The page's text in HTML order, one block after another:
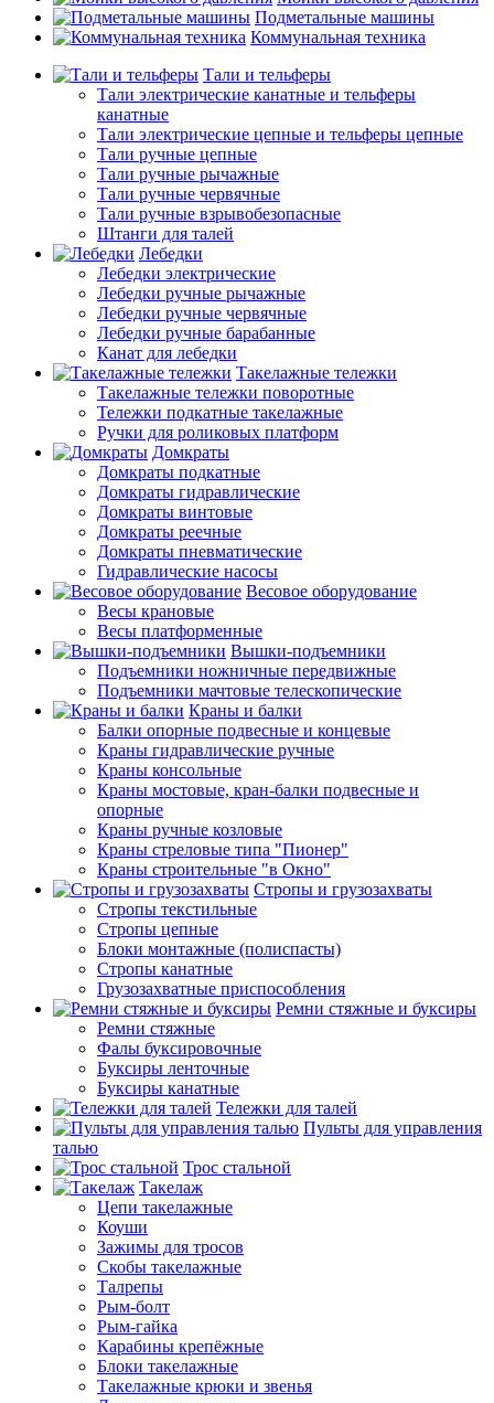
Подметальные машины
Коммунальная техника
Тали и тельферы
Тали электрические канатные и тельферы
канатные
Тали электрические цепные и тельферы цепные
Тали ручные цепные
Тали ручные рычажные
Тали ручные червячные
Тали ручные взрывобезопасные
Штанги для талей
Лебедки
Лебедки электрические
Лебедки ручные рычажные
Лебедки ручные червячные
Лебедки ручные барабанные
Канат для лебедки
Такелажные тележки
Такелажные тележки поворотные
Тележки подкатные такелажные
Ручки для роликовых платформ
Домкраты
Домкраты подкатные
Домкраты гидравлические
Домкраты винтовые
Домкраты реечные
Домкраты пневматические
Гидравлические насосы
Весовое оборудование
Весы крановые
Весы платформенные
Вышки-подъемники
Подъемники ножничные передвижные
Подъемники мачтовые телескопические
Краны и балки
Балки опорные подвесные и концевые
Краны гидравлические ручные
Краны консольные
Краны мостовые, кран-балки подвесные и
опорные
Краны ручные козловые
Краны стреловые типа "Пионер"
Краны строительные "в Окно"
Стропы и грузозахваты
Стропы текстильные
Стропы цепные
Блоки монтажные (полиспасты)
Стропы канатные
Грузозахватные приспособления
Ремни стяжные и буксиры
Ремни стяжные
Фалы буксировочные
Буксиры ленточные
Буксиры канатные
Тележки для талей
Пульты для управления
талью
Трос стальной
Такелаж
Цепи такелажные
Коуши
Зажимы для тросов
Скобы такелажные
Талрепы
Рым-болт
Рым-гайка
Карабины крепёжные
Блоки такелажные
Такелажные крюки и звенья